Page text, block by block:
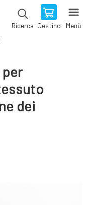
Ricerca Cestino Menù
dei